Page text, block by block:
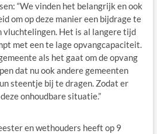
“We vinden het belangrijk en ook
om op deze manier een bijdrage te
vluchtelingen. Het is al langere tijd
met een te lage opvangcapaciteit.
als het gaat om de opvang
dat nu ook andere gemeenten
steentje bij te dragen. Zodat er
onhoudbare situatie.”
en wethouders heeft op 9